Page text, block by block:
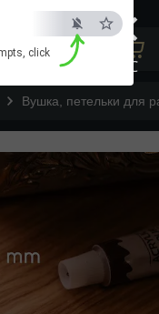
×
ESC
click
Вушка, петельки для